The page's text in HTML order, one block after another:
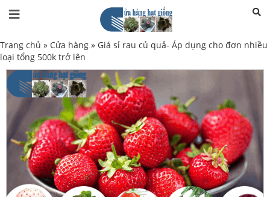
Trang chủ » Cửa hàng » Giá sỉ rau củ quả- Áp dụng cho đơn nhiều
loại tổng 500k trở lên